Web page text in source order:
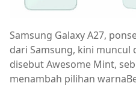
Samsung Galaxy A27,
dari Samsung, kini muncul
disebut Awesome Mint,
menambah pilihan